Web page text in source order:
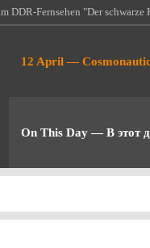
DDR-Fernsehen "Der schwarze
дней назад в Мюнхене
Ende…
фашисты и бандеровцы сожгли
в том…
12 April —
On This Day — В этот